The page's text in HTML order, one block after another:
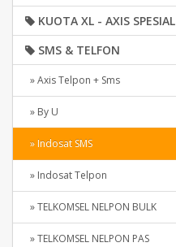
KUOTA XL - AXIS SPESIAL
SMS & TELFON
» Axis Telpon + Sms
» By U
» Indosat SMS
» Indosat Telpon
» TELKOMSEL NELPON BULK
» TELKOMSEL NELPON PAS